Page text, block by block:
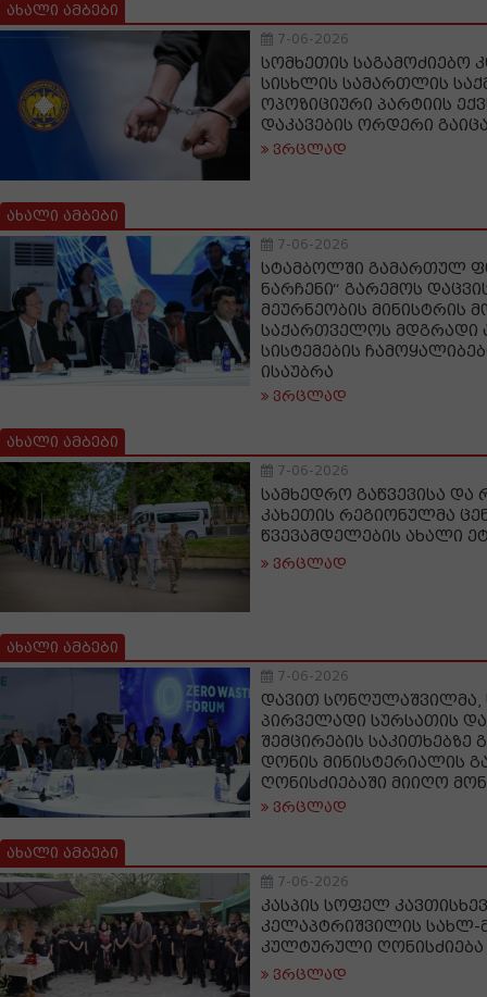
ახალი ამბები
7-06-2026
სომხეთის საგამოძიებო
სისხლის სამართლის
ოპოზიციური პარტიის
დაკავების ორდერი
ვრცლად
ახალი ამბები
7-06-2026
სტამბოლში გამართულ
ნარჩენი“ გარემოს
მეურნეობის მინისტრის
საქართველოს მდგრადი
სისტემების
ისაუბრა
ვრცლად
ახალი ამბები
7-06-2026
სამხედრო გაწვევისა და
კახეთის რეგიონულმა
წვევამდელების ახალი
ვრცლად
ახალი ამბები
7-06-2026
დავით სონღულაშვილმა,
პირველადი სურსათის
შემცირების
დონის მინისტერიალის
ღონისძიებაში მიიღო
ვრცლად
ახალი ამბები
7-06-2026
კასპის სოფელ
კელაპტრიშვილის სახლ-
კულტურული ღონისძიება
ვრცლად